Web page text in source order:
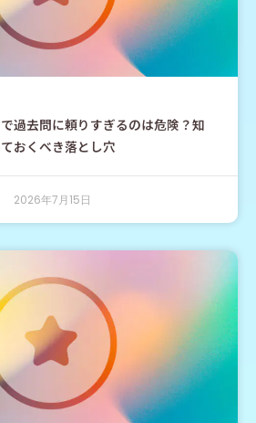
過去問に頼りすぎるのは危険？知
ておくべき落とし穴
2026年7月15日